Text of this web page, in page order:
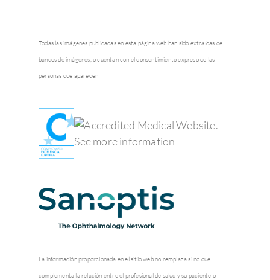
Todas las imágenes publicadas en esta página web han sido extraídas de
bancos de imágenes, o cuentan con el consentimiento expreso de las
personas que aparecen
La información proporcionada en el sitio web no remplaza si no que
complementa la relación entre el profesional de salud y su paciente o